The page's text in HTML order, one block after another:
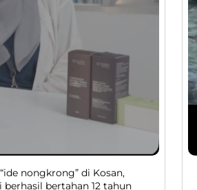
nongkrong” di Kosan,
berhasil bertahan 12 tahun